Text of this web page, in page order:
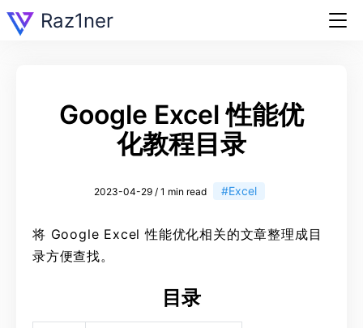
Raz1ner
Google Excel 性能优
化教程目录
2023-04-29 / 1 min read #Excel
将 Google Excel 性能优化相关的文章整理成目
录方便查找。
目录